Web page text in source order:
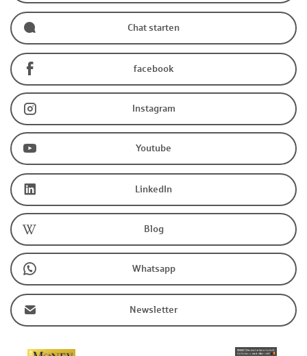
Chat starten
facebook
Instagram
Youtube
LinkedIn
Blog
Whatsapp
Newsletter